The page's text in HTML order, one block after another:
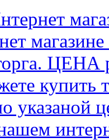
купить
указаной